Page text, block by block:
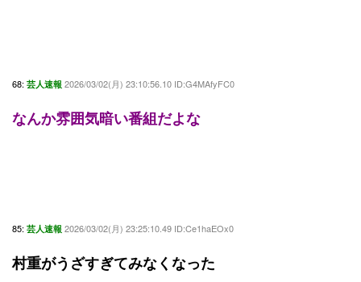
68: 芸人速報 2026/03/02(月) 23:10:56.10 ID:G4MAfyFC0
なんか雰囲気暗い番組だよな
85: 芸人速報 2026/03/02(月) 23:25:10.49 ID:Ce1haEOx0
村重がうざすぎてみなくなった